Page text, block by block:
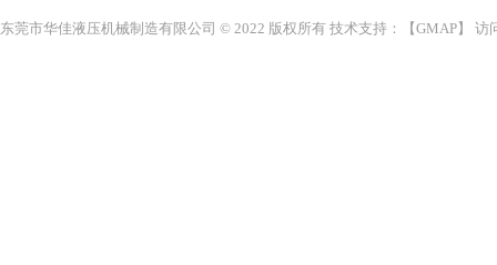
东莞市华佳液压机械制造有限公司 © 2022 版权所有 技术支持：【GMAP】 访